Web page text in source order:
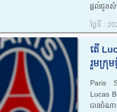
ផ្តល់ជូន
ថ្ងៃទី :
តើ
រួមក្រុ
Paris
Lucas
បានចំណ